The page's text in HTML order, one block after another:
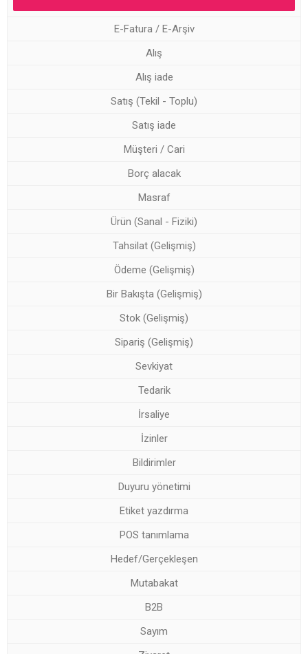
E-Fatura / E-Arşiv
Alış
Alış iade
Satış (Tekil - Toplu)
Satış iade
Müşteri / Cari
Borç alacak
Masraf
Ürün (Sanal - Fiziki)
Tahsilat (Gelişmiş)
Ödeme (Gelişmiş)
Bir Bakışta (Gelişmiş)
Stok (Gelişmiş)
Sipariş (Gelişmiş)
Sevkiyat
Tedarik
İrsaliye
İzinler
Bildirimler
Duyuru yönetimi
Etiket yazdırma
POS tanımlama
Hedef/Gerçekleşen
Mutabakat
B2B
Sayım